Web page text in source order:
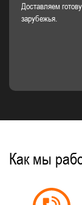
Доставляем
зарубежья.
Как мы